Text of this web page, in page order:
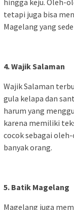
hingga keju. Oleh-
tetapi juga bisa
Magelang yang
4. Wajik Salaman
Wajik Salaman
gula kelapa dan
harum yang
karena memiliki
cocok sebagai
banyak orang.
5. Batik Magelang
Magelang juga